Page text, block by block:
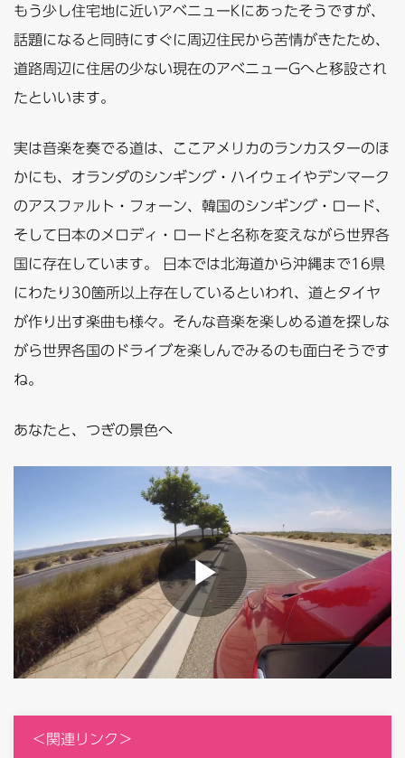
もう少し住宅地に近いアベニューKにあったそうですが、
話題になると同時にすぐに周辺住民から苦情がきたため、
道路周辺に住居の少ない現在のアベニューGへと移設され
たといいます。
実は音楽を奏でる道は、ここアメリカのランカスターのほ
かにも、オランダのシンギング・ハイウェイやデンマーク
のアスファルト・フォーン、韓国のシンギング・ロード、
そして日本のメロディ・ロードと名称を変えながら世界各
国に存在しています。 日本では北海道から沖縄まで16県
にわたり30箇所以上存在しているといわれ、道とタイヤ
が作り出す楽曲も様々。そんな音楽を楽しめる道を探しな
がら世界各国のドライブを楽しんでみるのも面白そうです
ね。
あなたと、つぎの景色へ
＜関連リンク＞